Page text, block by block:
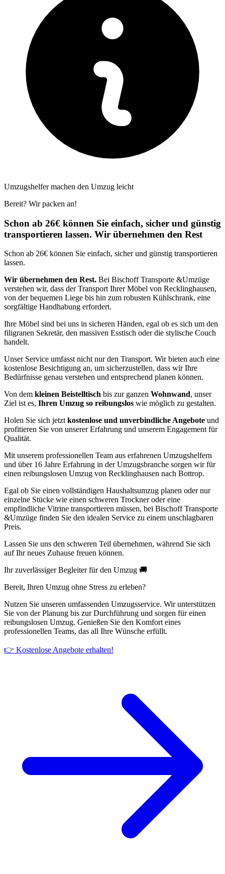
Umzugshelfer machen den Umzug leicht
Bereit? Wir packen an!
Schon ab 26€ können Sie einfach, sicher und günstig
transportieren lassen. Wir übernehmen den Rest
Schon ab 26€ können Sie einfach, sicher und günstig transportieren
lassen.
Wir übernehmen den Rest. Bei Bischoff Transporte &Umzüge
verstehen wir, dass der Transport Ihrer Möbel von Recklinghausen,
von der bequemen Liege bis hin zum robusten Kühlschrank, eine
sorgfältige Handhabung erfordert.
Ihre Möbel sind bei uns in sicheren Händen, egal ob es sich um den
filigranen Sekretär, den massiven Esstisch oder die stylische Couch
handelt.
Unser Service umfasst nicht nur den Transport. Wir bieten auch eine
kostenlose Besichtigung an, um sicherzustellen, dass wir Ihre
Bedürfnisse genau verstehen und entsprechend planen können.
Von dem kleinen Beistelltisch bis zur ganzen Wohnwand, unser
Ziel ist es, Ihren Umzug so reibungslos wie möglich zu gestalten.
Holen Sie sich jetzt kostenlose und unverbindliche Angebote und
profitieren Sie von unserer Erfahrung und unserem Engagement für
Qualität.
Mit unserem professionellen Team aus erfahrenen Umzugshelfern
und über 16 Jahre Erfahrung in der Umzugsbranche sorgen wir für
einen reibungslosen Umzug von Recklinghausen nach Bottrop.
Egal ob Sie einen vollständigen Haushaltsumzug planen oder nur
einzelne Stücke wie einen schweren Trockner oder eine
empfindliche Vitrine transportieren müssen, bei Bischoff Transporte
&Umzüge finden Sie den idealen Service zu einem unschlagbaren
Preis.
Lassen Sie uns den schweren Teil übernehmen, während Sie sich
auf Ihr neues Zuhause freuen können.
Ihr zuverlässiger Begleiter für den Umzug 🚚
Bereit, Ihren Umzug ohne Stress zu erleben?
Nutzen Sie unseren umfassenden Umzugsservice. Wir unterstützen
Sie von der Planung bis zur Durchführung und sorgen für einen
reibungslosen Umzug. Genießen Sie den Komfort eines
professionellen Teams, das all Ihre Wünsche erfüllt.
👉 Kostenlose Angebote erhalten!